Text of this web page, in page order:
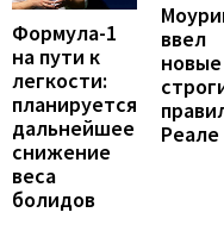
Формула-1
на пути к
легкости:
планируется
дальнейшее
снижение
веса
болидов
ввел
новые
Реале